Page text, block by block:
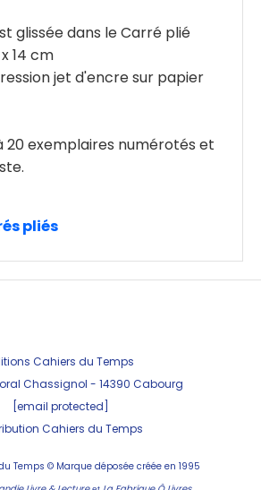
glissée dans le Carré plié
14 cm
jet d'encre sur papier
20 exemplaires numérotés et
pliés
Cahiers du Temps
Chassignol - 14390 Cabourg
[email protected]
Cahiers du Temps
Temps © Marque déposée créée en 1995